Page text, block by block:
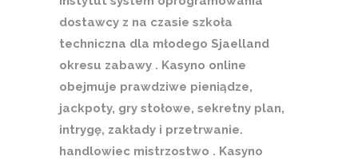
dostawcy z na czasie szkoła
techniczna dla młodego Sjaelland
okresu zabawy . Kasyno online
obejmuje prawdziwe pieniądze,
jackpoty, gry stołowe, sekretny plan,
intrygę, zakłady i przetrwanie.
handlowiec mistrzostwo . Kasyno